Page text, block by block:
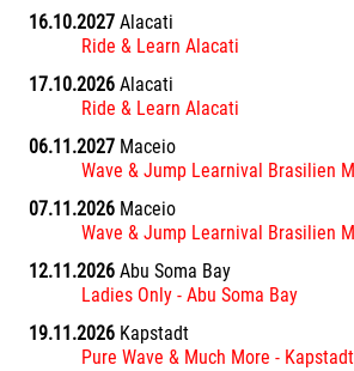
16.10.2027 Alacati
Ride & Learn Alacati
17.10.2026 Alacati
Ride & Learn Alacati
06.11.2027 Maceio
Wave & Jump Learnival Brasilien
07.11.2026 Maceio
Wave & Jump Learnival Brasilien
12.11.2026 Abu Soma Bay
Ladies Only - Abu Soma Bay
19.11.2026 Kapstadt
Pure Wave & Much More - Kapstadt